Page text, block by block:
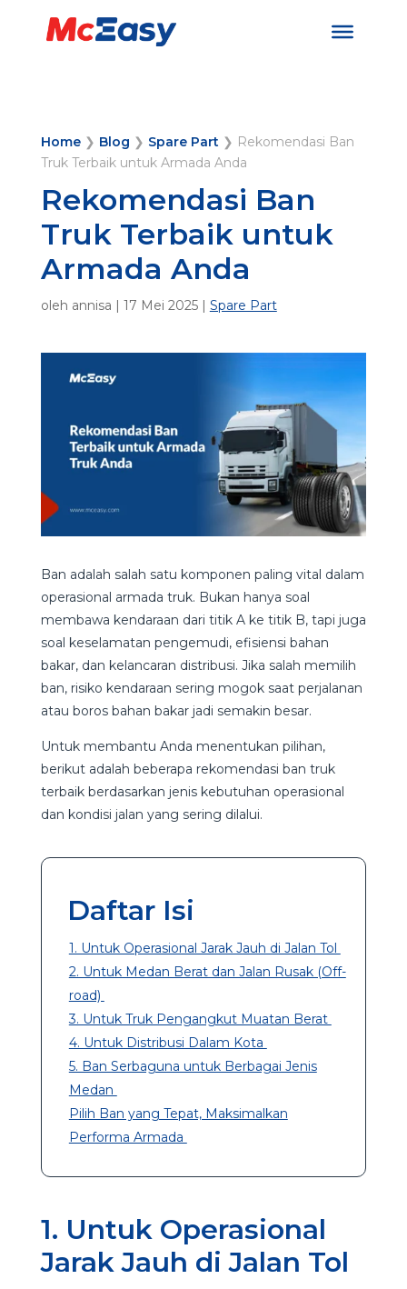
Home❯ Blog ❯ Spare Part❯ Rekomendasi Ban
Truk Terbaik untuk Armada Anda
Rekomendasi Ban
Truk Terbaik untuk
Armada Anda
oleh annisa | 17 Mei 2025| Spare Part
Ban adalah salah satu komponen paling vital dalam
operasional armada truk. Bukan hanya soal
membawa kendaraan dari titik A ke titik B, tapi juga
soal keselamatan pengemudi, efisiensi bahan
bakar, dan kelancaran distribusi. Jika salah memilih
ban, risiko kendaraan sering mogok saat perjalanan
atau boros bahan bakar jadi semakin besar.
Untuk membantu Anda menentukan pilihan,
berikut adalah beberapa rekomendasi ban truk
terbaik berdasarkan jenis kebutuhan operasional
dan kondisi jalan yang sering dilalui.
Daftar Isi
1. Untuk Operasional Jarak Jauh di Jalan Tol
2. Untuk Medan Berat dan Jalan Rusak (Off-
road)
3. Untuk Truk Pengangkut Muatan Berat
4. Untuk Distribusi Dalam Kota
5. Ban Serbaguna untuk Berbagai Jenis
Medan
Pilih Ban yang Tepat, Maksimalkan
Performa Armada
1. Untuk Operasional
Jarak Jauh di Jalan Tol